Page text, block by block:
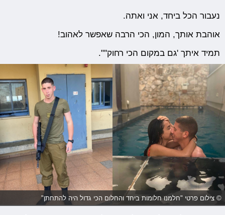
נעבור הכל ביחד, אני ואתה.
אוהבת אותך, המון, הכי הרבה שאפשר לאהוב!
תמיד איתך 'גם במקום הכי רחוק''".
© צילום פרטי "חלמנו חלומות ביחד והחלום הכי גדול היה להתחתן"